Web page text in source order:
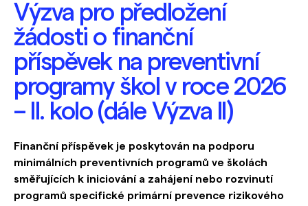
Výzva pro předložení
žádosti o finanční
příspěvek na preventivní
programy škol v roce 2026
– II. kolo (dále Výzva II)
Finanční příspěvek je poskytován na podporu
minimálních preventivních programů ve školách
směřujících k iniciování a zahájení nebo rozvinutí
programů specifické primární prevence rizikového